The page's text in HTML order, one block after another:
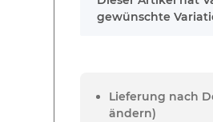
gewünschte
Lieferung nach
ändern)